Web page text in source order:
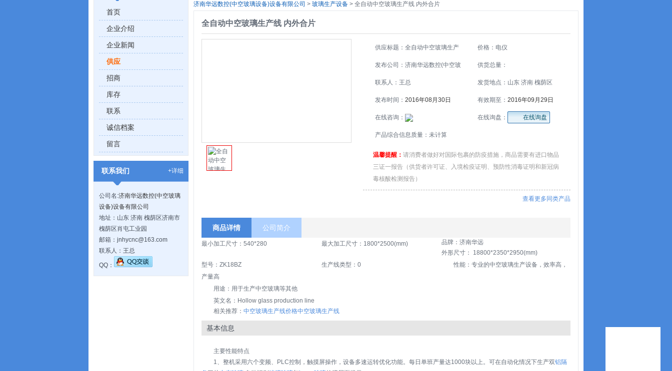
首页
企业介绍
企业新闻
供应
招商
库存
联系
诚信档案
留言
联系我们 +详细
公司名:济南华远数控(中空玻璃
设备)设备有限公司
地址：山东 济南 槐荫区济南市
槐荫区肖屯工业园
邮箱：jnhycnc@163.com
联系人：王总
QQ：
济南华远数控(中空玻璃设备)设备有限公司 > 玻璃生产设备 > 全自动中空玻璃生产线 内外合片
全自动中空玻璃生产线 内外合片
供应标题：全自动中空玻璃生产
线 内外合片
价格：电仪
发布公司：济南华远数控(中空玻
璃设备)设备有限公司
供货总量：
联系人：王总 发货地点：山东 济南 槐荫区
发布时间： 2016年08月30日 有效期至： 2016年09月29日
在线咨询： 在线询盘： 在线询盘
产品综合信息质量：未计算
温馨提醒： 请消费者做好对国际包裹的防疫措施，商品需要有进口物品
三证一报告（供货者许可证、入境检疫证明、预防性消毒证明和新冠病
毒核酸检测报告）
查看更多同类产品
商品详情 公司简介
品牌：济南华远
最小加工尺寸：540*280
最大加工尺寸：1800*2500(mm)
外形尺寸： 18800*2350*2950(mm)
型号：ZK18BZ
生产线类型：0
性能：专业的中空玻璃生产设备，效率高，
产量高
用途：用于生产中空玻璃等其他
英文名：Hollow glass production line
相关推荐： 中空玻璃生产线价格中空玻璃生产线
基本信息
主要性能特点
1、整机采用六个变频、PLC控制，触摸屏操作，设备多速运转优化功能。每日单班产量达1000块以上。可在自动化情况下生产双铝隔